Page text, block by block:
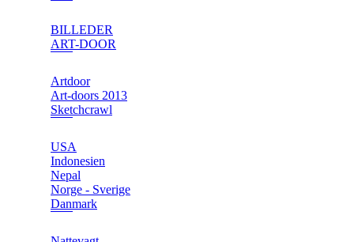
BILLEDER
ART-DOOR
Artdoor
Art-doors 2013
Sketchcrawl
USA
Indonesien
Nepal
Norge - Sverige
Danmark